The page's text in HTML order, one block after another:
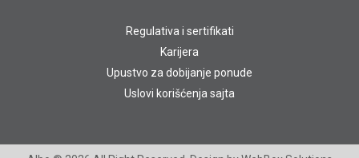
Regulativa i sertifikati
Karijera
Upustvo za dobijanje ponude
Uslovi korišćenja sajta